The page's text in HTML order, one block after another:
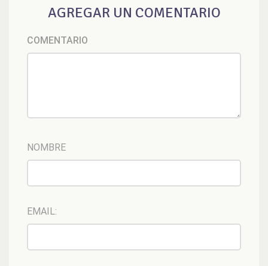
AGREGAR UN COMENTARIO
COMENTARIO
NOMBRE
EMAIL: